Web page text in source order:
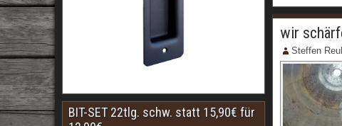
wir
Steffen
BIT-SET 22tlg. schw. statt 15,90€ für